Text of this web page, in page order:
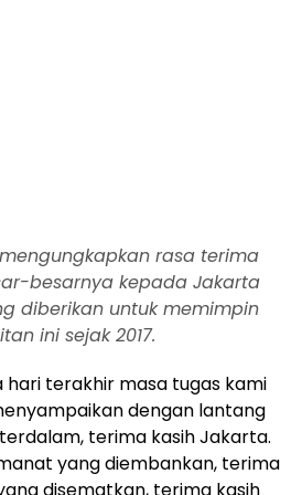
rasa terima
besarnya kepada Jakarta
diberikan untuk memimpin
ini sejak 2017.
hari terakhir masa tugas kami
dengan lantang
terima kasih Jakarta.
yang diembankan, terima